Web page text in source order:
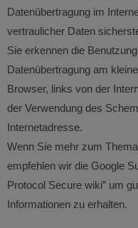
Datenübertragung im
vertraulicher Daten
Sie erkennen die
Datenübertragung am
Browser, links von der
der Verwendung des
Internetadresse.
Wenn Sie mehr zum
empfehlen wir die Google
Protocol Secure wiki” um
Informationen zu erhalten.